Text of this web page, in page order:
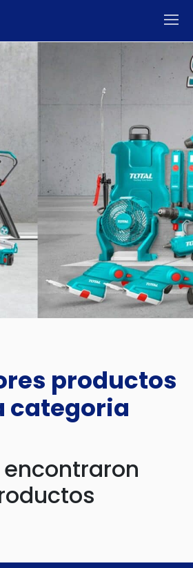
productos
categoria
encontraron